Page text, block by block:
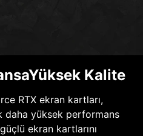
Kalite
RTX ekran kartları,
daha yüksek performans
ekran kartlarını